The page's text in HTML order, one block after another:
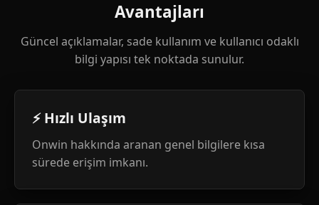
Avantajları
Güncel açıklamalar, sade kullanım ve kullanıcı odaklı
bilgi yapısı tek noktada sunulur.
⚡ Hızlı Ulaşım
Onwin hakkında aranan genel bilgilere kısa
sürede erişim imkanı.